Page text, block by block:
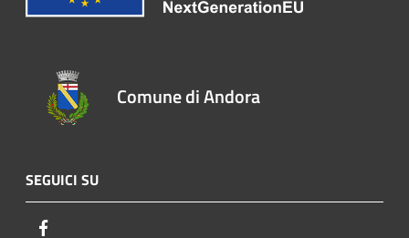
Comune di Andora
SEGUICI SU